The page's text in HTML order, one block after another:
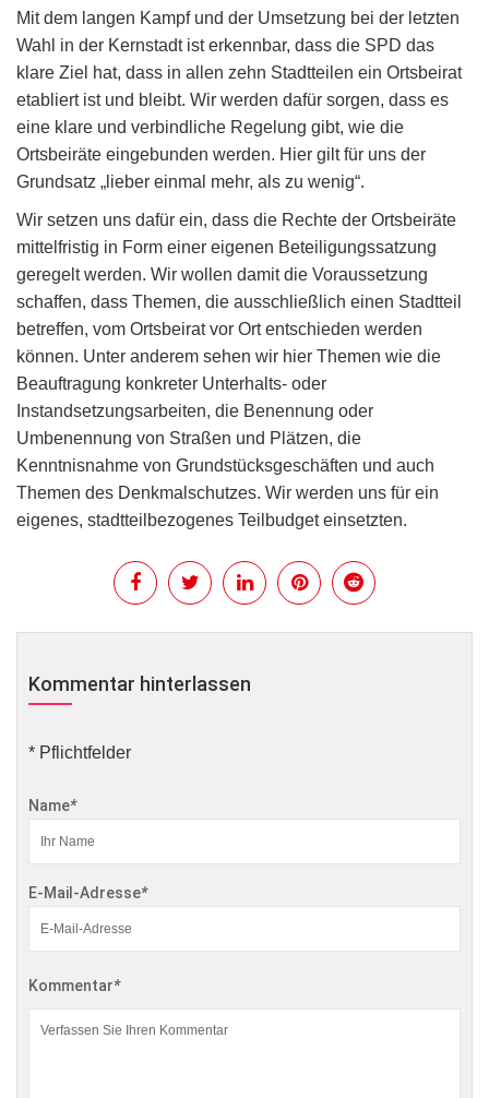
Mit dem langen Kampf und der Umsetzung bei der letzten
Wahl in der Kernstadt ist erkennbar, dass die SPD das
klare Ziel hat, dass in allen zehn Stadtteilen ein Ortsbeirat
etabliert ist und bleibt. Wir werden dafür sorgen, dass es
eine klare und verbindliche Regelung gibt, wie die
Ortsbeiräte eingebunden werden. Hier gilt für uns der
Grundsatz „lieber einmal mehr, als zu wenig“.
Wir setzen uns dafür ein, dass die Rechte der Ortsbeiräte
mittelfristig in Form einer eigenen Beteiligungssatzung
geregelt werden. Wir wollen damit die Voraussetzung
schaffen, dass Themen, die ausschließlich einen Stadtteil
betreffen, vom Ortsbeirat vor Ort entschieden werden
können. Unter anderem sehen wir hier Themen wie die
Beauftragung konkreter Unterhalts- oder
Instandsetzungsarbeiten, die Benennung oder
Umbenennung von Straßen und Plätzen, die
Kenntnisnahme von Grundstücksgeschäften und auch
Themen des Denkmalschutzes. Wir werden uns für ein
eigenes, stadtteilbezogenes Teilbudget einsetzten.
Kommentar hinterlassen
* Pflichtfelder
Name*
E-Mail-Adresse*
Kommentar*